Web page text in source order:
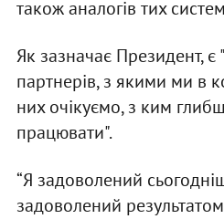
також аналогів тих
Як зазначає Президент, є
партнерів, з якими ми в
них очікуємо, з ким
працювати".
“Я задоволений
задоволений